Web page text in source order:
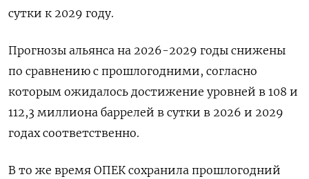
сутки к 2029 году.
Прогнозы альянса на 2026-2029 годы снижены
по сравнению с прошлогодними, согласно
которым ожидалось достижение уровней в 108 и
112,3 миллиона баррелей в сутки в 2026 и 2029
годах соответственно.
В то же время ОПЕК сохранила прошлогодний